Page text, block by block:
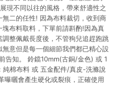
現不同以往的風格，帶來舒適性之
二的任性! 因為布料裁切，收到商
布料取料，下單前請斟酌!因為真
整佩戴長度後，不管狗兒追趕跑跳
意但是每一個細節我們都已精心設
告知。 鈴鐺10mm(古銅/金色) 或 1
棉布料 或 五金配件/真皮-洗滌說
曝曬會產生硬化或裂痕，正確使用